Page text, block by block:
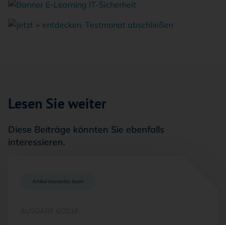
Lesen Sie weiter
Diese Beiträge könnten Sie ebenfalls
interessieren.
Artikel kostenlos lesen